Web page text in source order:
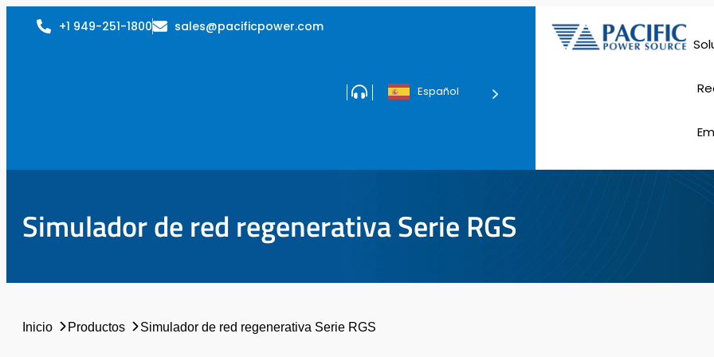
+1 949-251-1800 sales@pacificpower.com
Español
Simulador de red regenerativa Serie RGS
Inicio Productos Simulador de red regenerativa Serie RGS